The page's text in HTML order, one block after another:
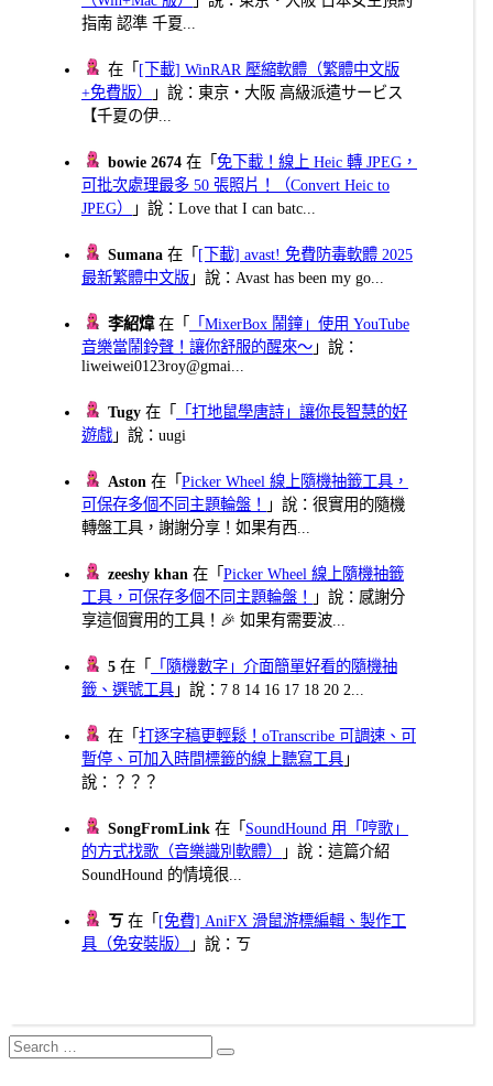
指南 認準 千夏...
在「 [下載] WinRAR 壓縮軟體（繁體中文版
+免費版）
」說：東京・大阪 高級派遣サービス
【千夏の伊...
bowie 2674 在「免下載！線上 Heic 轉 JPEG，
可批次處理最多 50 張照片！（Convert Heic to
JPEG）
」說：Love that I can batc...
Sumana 在「 [下載] avast! 免費防毒軟體 2025
最新繁體中文版 」說：Avast has been my go...
李紹煒在「
「MixerBox 鬧鐘」使用 YouTube
音樂當鬧鈴聲！讓你舒服的醒來～ 」說：
liweiwei0123roy@gmai...
Tugy 在「
「打地鼠學唐詩」讓你長智慧的好
遊戲 」說：uugi
Aston 在「Picker Wheel 線上隨機抽籤工具，
可保存多個不同主題輪盤！
」說：很實用的隨機
轉盤工具，謝謝分享！如果有西...
zeeshy khan 在「Picker Wheel 線上隨機抽籤
工具，可保存多個不同主題輪盤！
」說：感謝分
享這個實用的工具！🎉 如果有需要波...
5 在「
「隨機數字」介面簡單好看的隨機抽
籤、選號工具 」說：7 8 14 16 17 18 20 2...
在「打逐字稿更輕鬆！oTranscribe 可調速、可
暫停、可加入時間標籤的線上聽寫工具 」
說：？？？
SongFromLink 在「 SoundHound 用「哼歌」
的方式找歌（音樂識別軟體）
」說：這篇介紹
SoundHound 的情境很...
ㄎ 在「 [免費] AniFX 滑鼠游標編輯、製作工
具（免安裝版）
」說：ㄎ
Search
for:
Search